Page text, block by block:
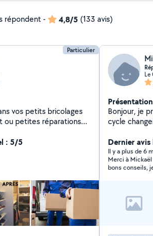
répondent- 4,8/5 (133 avis)
Particulier
vos petits bricolages
ou petites réparations
: 5/5
Le
Présentation
Bonjour, je
cycle
Dernier
Il y a plus de 6
Merci à
bons conseils,